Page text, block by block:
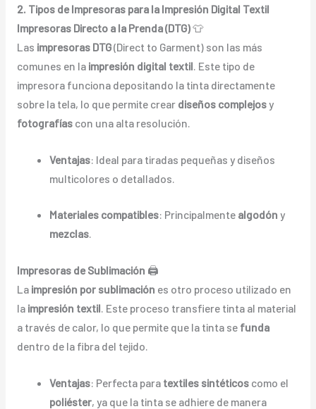
2. Tipos de Impresoras para la Impresión Digital Textil
Impresoras Directo a la Prenda (DTG)👕
Las impresoras DTG(Direct to Garment) son las más
comunes en la impresión digital textil . Este tipo de
impresora funciona depositando la tinta directamente
sobre la tela, lo que permite crear diseños complejosy
fotografíascon una alta resolución.
Ventajas: Ideal para tiradas pequeñas y diseños
multicolores o detallados.
Materiales compatibles: Principalmente algodón y
mezclas.
Impresoras de Sublimación 🖨️
La impresión por sublimación es otro proceso utilizado en
la impresión textil. Este proceso transfiere tinta al material
a través de calor, lo que permite que la tinta se funda
dentro de la fibra del tejido.
Ventajas: Perfecta para textiles sintéticos como el
poliéster, ya que la tinta se adhiere de manera